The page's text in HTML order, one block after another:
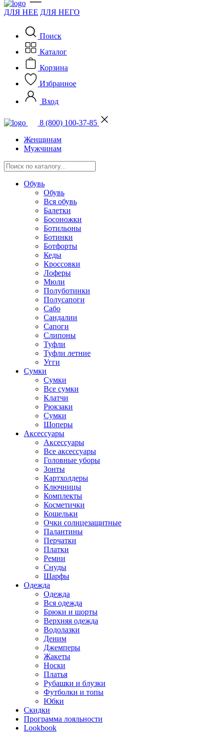
ДЛЯ НЕЕ ДЛЯ НЕГО
Поиск
Каталог
Корзина
Избранное
Вход
8 (800) 100-37-85
Женщинам
Мужчинам
Обувь
Обувь
Вся обувь
Балетки
Босоножки
Ботильоны
Ботинки
Ботфорты
Кеды
Кроссовки
Лоферы
Мюли
Полуботинки
Полусапоги
Сабо
Сандалии
Сапоги
Слипоны
Туфли
Туфли летние
Угги
Сумки
Сумки
Все сумки
Клатчи
Рюкзаки
Сумки
Шоперы
Аксессуары
Аксессуары
Все аксессуары
Головные уборы
Зонты
Картхолдеры
Ключницы
Комплекты
Косметички
Кошельки
Очки солнцезащитные
Палантины
Перчатки
Платки
Ремни
Снуды
Шарфы
Одежда
Одежда
Вся одежда
Брюки и шорты
Верхняя одежда
Водолазки
Деним
Джемперы
Жакеты
Носки
Платья
Рубашки и блузки
Футболки и топы
Юбки
Скидки
Программа лояльности
Lookbook